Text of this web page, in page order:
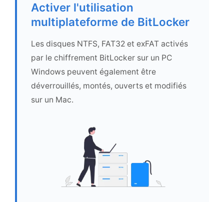
Activer l'utilisation
multiplateforme de BitLocker
Les disques NTFS, FAT32 et exFAT activés
par le chiffrement BitLocker sur un PC
Windows peuvent également être
déverrouillés, montés, ouverts et modifiés
sur un Mac.